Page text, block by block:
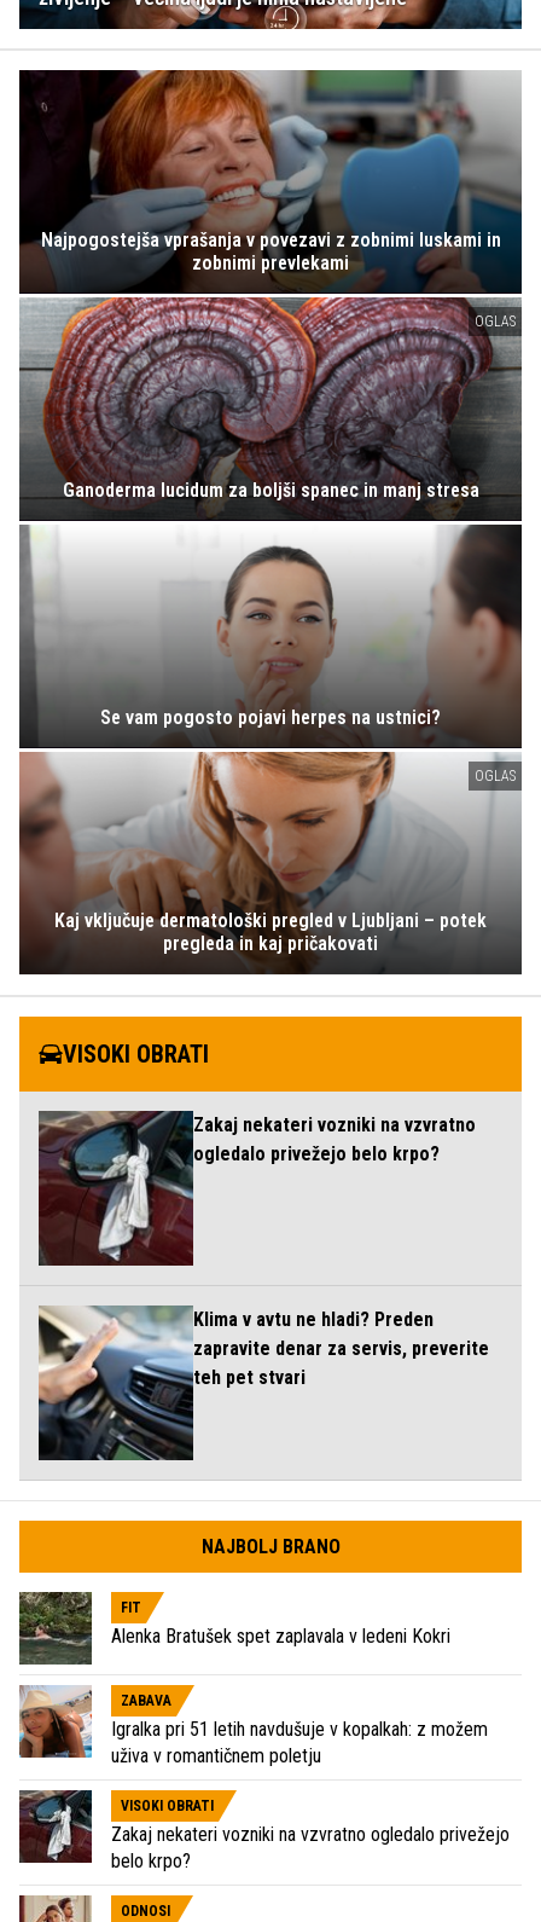
Najpogostejša vprašanja v povezavi z zobnimi luskami in
zobnimi prevlekami
OGLAS
Ganoderma lucidum za boljši spanec in manj stresa
Se vam pogosto pojavi herpes na ustnici?
OGLAS
Kaj vključuje dermatološki pregled v Ljubljani – potek
pregleda in kaj pričakovati
VISOKI OBRATI
Zakaj nekateri vozniki na vzvratno
ogledalo privežejo belo krpo?
Klima v avtu ne hladi? Preden
zapravite denar za servis, preverite
teh pet stvari
NAJBOLJ BRANO
FIT
Alenka Bratušek spet zaplavala v ledeni Kokri
ZABAVA
Igralka pri 51 letih navdušuje v kopalkah: z možem
uživa v romantičnem poletju
VISOKI OBRATI
Zakaj nekateri vozniki na vzvratno ogledalo privežejo
belo krpo?
ODNOSI